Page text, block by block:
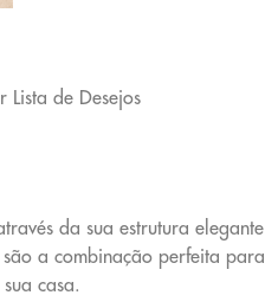
Lista de Desejos
da sua estrutura elegante
a combinação perfeita para
casa.